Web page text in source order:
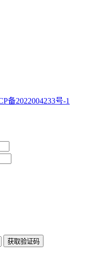
备2022004233号-1